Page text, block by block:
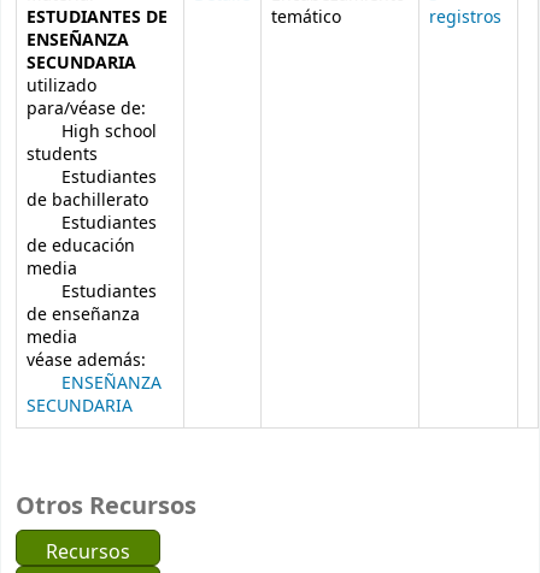
Otros Recursos
Recursos
ESTUDIANTES DE
ENSEÑANZA
SECUNDARIA
utilizado
para/véase de:
High school
students
Estudiantes
de bachillerato
Estudiantes
de educación
media
Estudiantes
de enseñanza
media
véase además:
ENSEÑANZA
SECUNDARIA
temático
registros